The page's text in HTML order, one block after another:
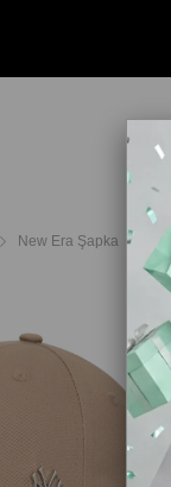
New Era Şapka